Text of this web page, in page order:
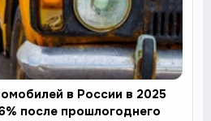
в России в 2025
после прошлогоднего